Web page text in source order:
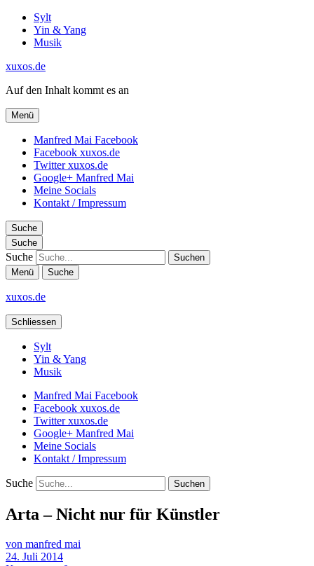
Sylt
Yin & Yang
Musik
xuxos.de
Auf den Inhalt kommt es an
Menü
Manfred Mai Facebook
Facebook xuxos.de
Twitter xuxos.de
Google+ Manfred Mai
Meine Socials
Kontakt / Impressum
Suche
Suche
Suche
Menü Suche
xuxos.de
Schliessen
Sylt
Yin & Yang
Musik
Manfred Mai Facebook
Facebook xuxos.de
Twitter xuxos.de
Google+ Manfred Mai
Meine Socials
Kontakt / Impressum
Suche
Arta – Nicht nur für Künstler
von manfred mai
24. Juli 2014